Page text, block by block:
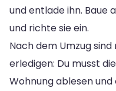
und entlade ihn. Baue
und richte sie ein.
Nach dem Umzug
erledigen: Du musst
Wohnung ablesen